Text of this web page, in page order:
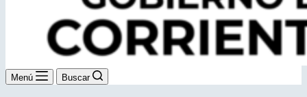
Menú Buscar